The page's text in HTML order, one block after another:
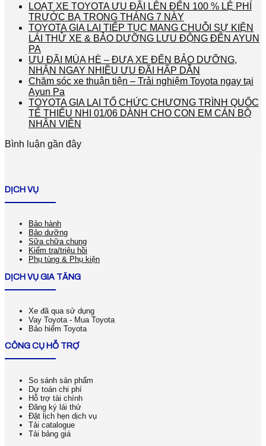
LOẠT XE TOYOTA ƯU ĐÃI LÊN ĐẾN 100 % LỆ PHÍ
TRƯỚC BẠ TRONG THÁNG 7 NÀY
TOYOTA GIA LAI TIẾP TỤC MANG CHUỖI SỰ KIỆN
LÁI THỬ XE & BẢO DƯỠNG LƯU ĐỘNG ĐẾN AYUN
PA
ƯU ĐÃI MÙA HÈ – ĐƯA XE ĐẾN BẢO DƯỠNG,
NHẬN NGAY NHIỀU ƯU ĐÃI HẤP DẪN
Chăm sóc xe thuận tiện – Trải nghiệm Toyota ngay tại
Ayun Pa
TOYOTA GIA LAI TỔ CHỨC CHƯƠNG TRÌNH QUỐC
TẾ THIẾU NHI 01/06 DÀNH CHO CON EM CÁN BỘ
NHÂN VIÊN
Bình luận gần đây
DỊCH VỤ
Bảo hành
Bảo dưỡng
Sữa chữa chung
Kiểm tra/triệu hồi
Phụ tùng & Phụ kiện
DỊCH VỤ GIA TĂNG
Xe đã qua sử dụng
Vay Toyota - Mua Toyota
Bảo hiểm Toyota
CÔNG CỤ HỖ TRỢ
So sánh sản phẩm
Dự toán chi phí
Hỗ trợ tài chính
Đăng ký lái thử
Đặt lịch hẹn dịch vụ
Tải catalogue
Tải bảng giá